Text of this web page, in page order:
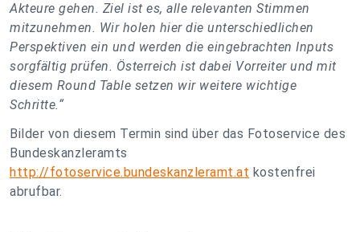
Akteure gehen. Ziel ist es, alle relevanten Stimmen
mitzunehmen. Wir holen hier die unterschiedlichen
Perspektiven ein und werden die eingebrachten Inputs
sorgfältig prüfen. Österreich ist dabei Vorreiter und mit
diesem Round Table setzen wir weitere wichtige
Schritte.“
Bilder von diesem Termin sind über das Fotoservice des
Bundeskanzleramts
http://fotoservice.bundeskanzleramt.at kostenfrei
abrufbar.